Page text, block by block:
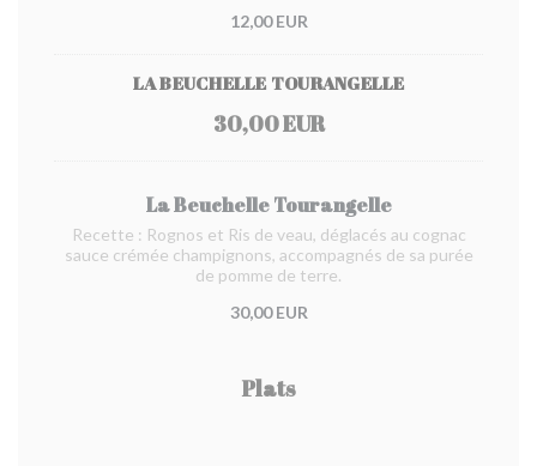
12,00 EUR
LA BEUCHELLE TOURANGELLE
30,00 EUR
La Beuchelle Tourangelle
Recette : Rognos et Ris de veau, déglacés au cognac
sauce crémée champignons, accompagnés de sa purée
de pomme de terre.
30,00 EUR
Plats